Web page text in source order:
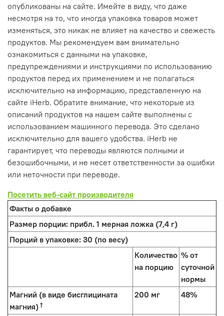
опубликованы на сайте. Имейте в виду, что даже
несмотря на то, что иногда упаковка товаров может
изменяться, это никак не влияет на качество и свежесть
продуктов. Мы рекомендуем вам внимательно
ознакомиться с данными на упаковке,
предупреждениями и инструкциями по использованию
продуктов перед их применением и не полагаться
исключительно на информацию, представленную на
сайте iHerb. Обратите внимание, что некоторые из
описаний продуктов на нашем сайте выполнены с
использованием машинного перевода. Это сделано
исключительно для вашего удобства. iHerb не
гарантирует, что переводы являются полными и
безошибочными, и не несет ответственности за ошибки
или неточности при переводе.
Посетить веб-сайт производителя
Факты о добавке
Размер порции: прибл. 1 мерная ложка (7,4 г)
Порций в упаковке: 30 (по весу)
Количество
на порцию
% от
суточной
нормы
Магний (в виде бисглицината
магния) †
200 мг 48%